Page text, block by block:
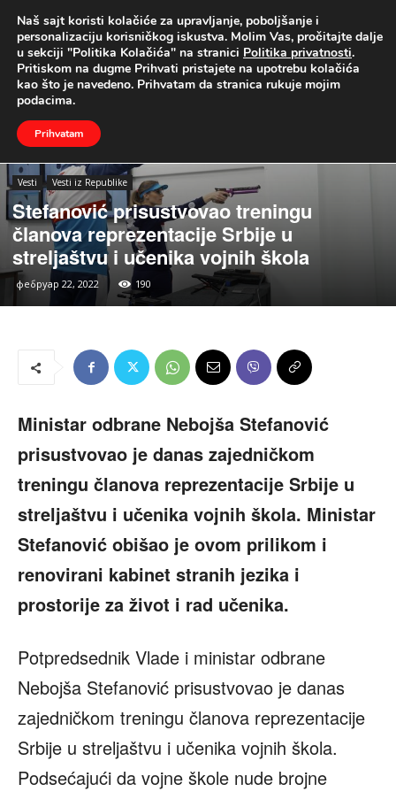
UŽIVO
Naslovna Vesti Vesti iz Republike
Vesti Vesti iz Republike
Stefanović prisustvovao treningu
članova reprezentacije Srbije u
streljaštvu i učenika vojnih škola
фебруар 22, 2022 190
Ministar odbrane Nebojša Stefanović
prisustvovao je danas zajedničkom
treningu članova reprezentacije Srbije u
streljaštvu i učenika vojnih škola. Ministar
Stefanović obišao je ovom prilikom i
renovirani kabinet stranih jezika i
prostorije za život i rad učenika.
Potpredsednik Vlade i ministar odbrane
Nebojša Stefanović prisustvovao je danas
zajedničkom treningu članova reprezentacije
Srbije u streljaštvu i učenika vojnih škola.
Podsećajući da vojne škole nude brojne
Naš sajt koristi kolačiće za upravljanje, poboljšanje i
personalizaciju korisničkog iskustva. Molim Vas, pročitajte dalje
u sekciji "Politika Kolačića" na stranici Politika privatnosti.
Pritiskom na dugme Prihvati pristajete na upotrebu kolačića
kao što je navedeno. Prihvatam da stranica rukuje mojim
podacima.
Prihvatam